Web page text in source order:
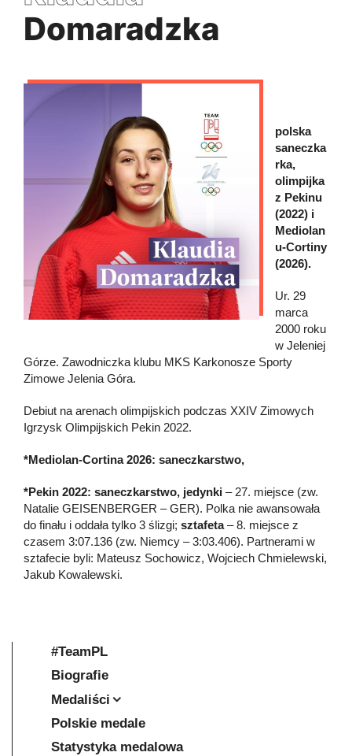
Domaradzka
polska
saneczka
rka,
olimpijka
z Pekinu
(2022) i
Mediolan
u-Cortiny
(2026).
Ur. 29
marca
2000 roku
w Jeleniej
Górze. Zawodniczka klubu MKS Karkonosze Sporty
Zimowe Jelenia Góra.
Debiut na arenach olimpijskich podczas XXIV Zimowych
Igrzysk Olimpijskich Pekin 2022.
*Mediolan-Cortina 2026: saneczkarstwo,
*Pekin 2022: saneczkarstwo, jedynki – 27. miejsce (zw.
Natalie GEISENBERGER – GER). Polka nie awansowała
do finału i oddała tylko 3 ślizgi; sztafeta– 8. miejsce z
czasem 3:07.136 (zw. Niemcy – 3:03.406). Partnerami w
sztafecie byli: Mateusz Sochowicz, Wojciech Chmielewski,
Jakub Kowalewski.
#TeamPL
Biografie
Medaliści
Polskie medale
Statystyka medalowa